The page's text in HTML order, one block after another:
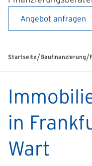
Angebot anfragen
Startseite/Baufinanzierung/
in
Wart